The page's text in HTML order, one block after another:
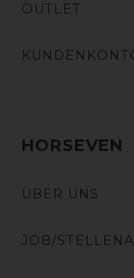
OUTLET
HORSEVEN
ÜBER UNS
JOB/